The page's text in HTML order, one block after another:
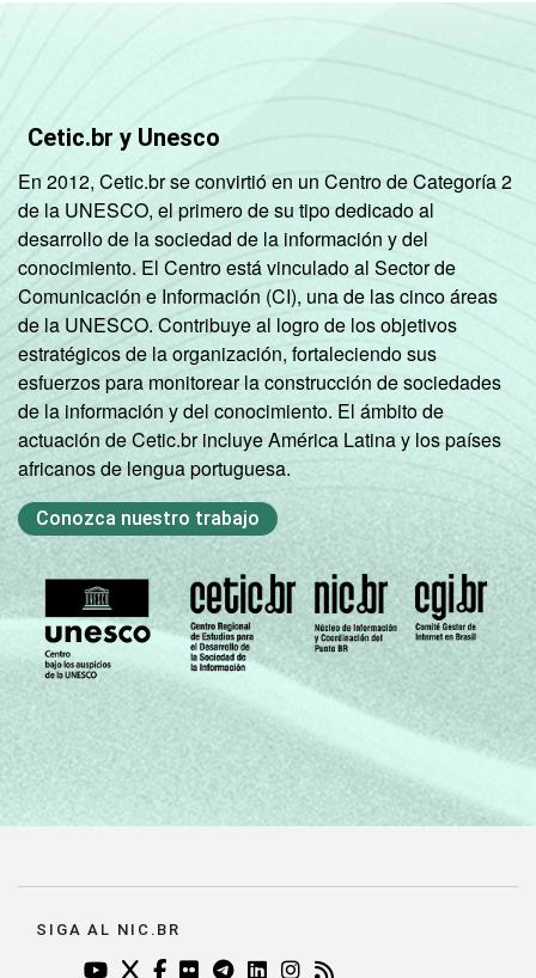
Cetic.br y Unesco
En 2012, Cetic.br se convirtió en un Centro de Categoría 2
de la UNESCO, el primero de su tipo dedicado al
desarrollo de la sociedad de la información y del
conocimiento. El Centro está vinculado al Sector de
Comunicación e Información (CI), una de las cinco áreas
de la UNESCO. Contribuye al logro de los objetivos
estratégicos de la organización, fortaleciendo sus
esfuerzos para monitorear la construcción de sociedades
de la información y del conocimiento. El ámbito de
actuación de Cetic.br incluye América Latina y los países
africanos de lengua portuguesa.
Conozca nuestro trabajo
SIGA AL NIC.BR
YOUTUBE DO NIC.BR (ABRE EM NOVA ABA)
TWITTER DO NIC.BR (ABRE EM NOVA ABA)
FACEBOOK DO NIC.BR (ABRE EM NOVA
FLICKR DO NIC.BR (ABRE EM NOVA
TELEGRAM DO NIC.BR (ABRE EM
LINKEDIN DO NIC.BR (ABRE
INSTAGRAM DO NIC.BR
RSS DO NIC.BR (ABRE